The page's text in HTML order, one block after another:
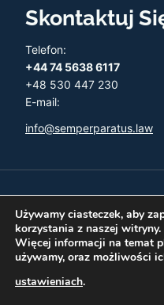
Skontaktuj
Telefon:
+44 74 5638 6117
+48 530 447 230
E-mail:
info@semperparatus.law
© 2026 Semper Paratus -
Polityka prywatności
Używamy ciasteczek, aby
korzystania z naszej witryny.
Więcej informacji na temat
używamy, oraz możliwości
ustawieniach.